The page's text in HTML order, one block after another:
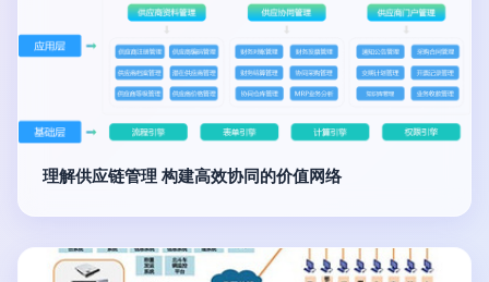
理解供应链管理 构建高效协同的价值网络